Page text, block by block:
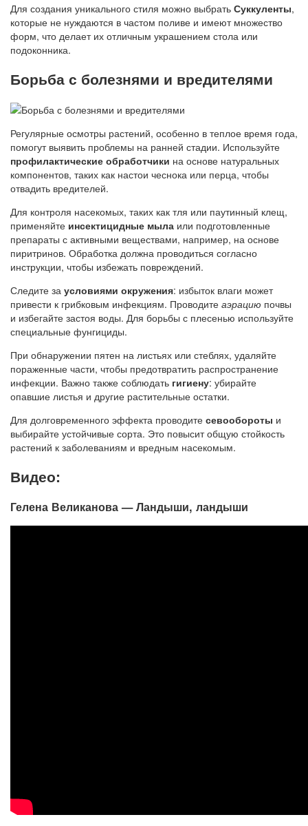
Для создания уникального стиля можно выбрать Суккуленты,
которые не нуждаются в частом поливе и имеют множество
форм, что делает их отличным украшением стола или
подоконника.
Борьба с болезнями и вредителями
Регулярные осмотры растений, особенно в теплое время года,
помогут выявить проблемы на ранней стадии. Используйте
профилактические обработчики на основе натуральных
компонентов, таких как настои чеснока или перца, чтобы
отвадить вредителей.
Для контроля насекомых, таких как тля или паутинный клещ,
применяйте инсектицидные мыла или подготовленные
препараты с активными веществами, например, на основе
пиритринов. Обработка должна проводиться согласно
инструкции, чтобы избежать повреждений.
Следите за условиями окружения: избыток влаги может
привести к грибковым инфекциям. Проводите аэрацию почвы
и избегайте застоя воды. Для борьбы с плесенью используйте
специальные фунгициды.
При обнаружении пятен на листьях или стеблях, удаляйте
пораженные части, чтобы предотвратить распространение
инфекции. Важно также соблюдать гигиену: убирайте
опавшие листья и другие растительные остатки.
Для долговременного эффекта проводите севообороты и
выбирайте устойчивые сорта. Это повысит общую стойкость
растений к заболеваниям и вредным насекомым.
Видео:
Гелена Великанова — Ландыши, ландыши